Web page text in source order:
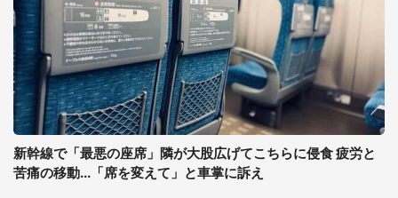
新幹線で「最悪の座席」隣が大股広げてこちらに侵食 疲労と
苦痛の移動...「席を変えて」と車掌に訴え